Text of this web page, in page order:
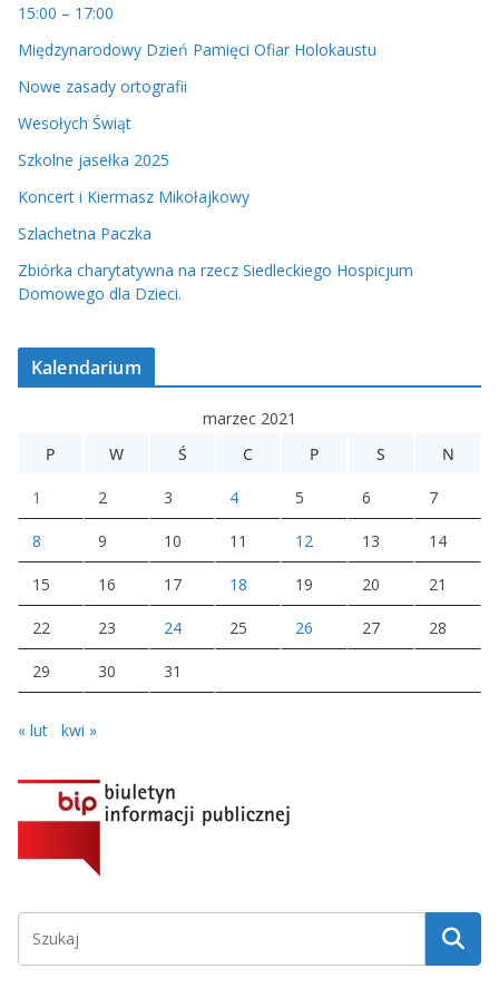
15:00 – 17:00
Międzynarodowy Dzień Pamięci Ofiar Holokaustu
Nowe zasady ortografii
Wesołych Świąt
Szkolne jasełka 2025
Koncert i Kiermasz Mikołajkowy
Szlachetna Paczka
Zbiórka charytatywna na rzecz Siedleckiego Hospicjum
Domowego dla Dzieci.
Kalendarium
marzec 2021
P
W Ś C P S N
1 2 3 4 5 6 7
8 9 10 11 12 13 14
15 16 17 18 19 20 21
22 23 24 25 26 27 28
29 30 31
« lut kwi »